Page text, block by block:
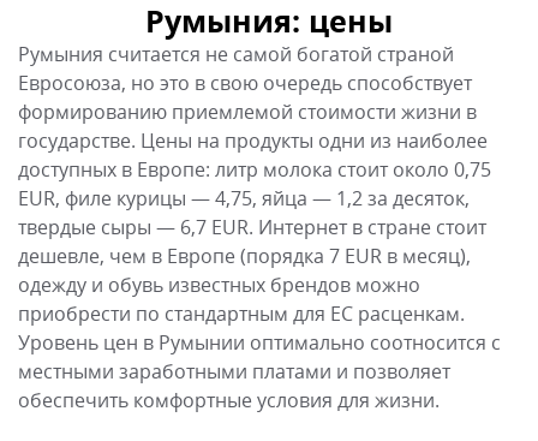
Румыния: цены
Румыния считается не самой богатой страной
Евросоюза, но это в свою очередь способствует
формированию приемлемой стоимости жизни в
государстве. Цены на продукты одни из наиболее
доступных в Европе: литр молока стоит около 0,75
EUR, филе курицы — 4,75, яйца — 1,2 за десяток,
твердые сыры — 6,7 EUR. Интернет в стране стоит
дешевле, чем в Европе (порядка 7 EUR в месяц),
одежду и обувь известных брендов можно
приобрести по стандартным для ЕС расценкам.
Уровень цен в Румынии оптимально соотносится с
местными заработными платами и позволяет
обеспечить комфортные условия для жизни.